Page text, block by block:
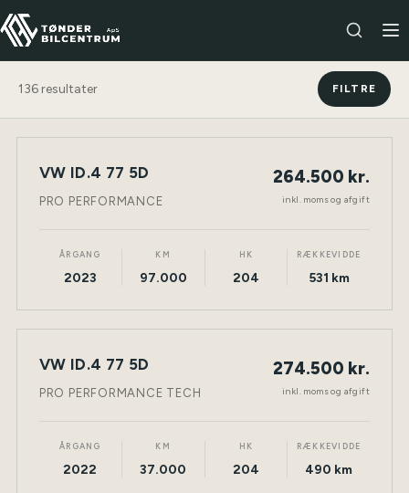
136 resultater FILTRE
NY BIL ELEKTRISK TØNDER
VW ID.4 77 5D
PRO PERFORMANCE
264.500 kr.
inkl. moms og afgift
ÅRGANG
2023
KM
97.000
HK
204
RÆKKEVIDDE
531 km
NY BIL ELEKTRISK TØNDER
VW ID.4 77 5D
PRO PERFORMANCE TECH
274.500 kr.
inkl. moms og afgift
ÅRGANG
2022
KM
37.000
HK
204
RÆKKEVIDDE
490 km